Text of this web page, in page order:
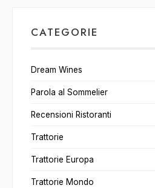
CATEGORIE
Dream Wines
Parola al Sommelier
Recensioni Ristoranti
Trattorie
Trattorie Europa
Trattorie Mondo